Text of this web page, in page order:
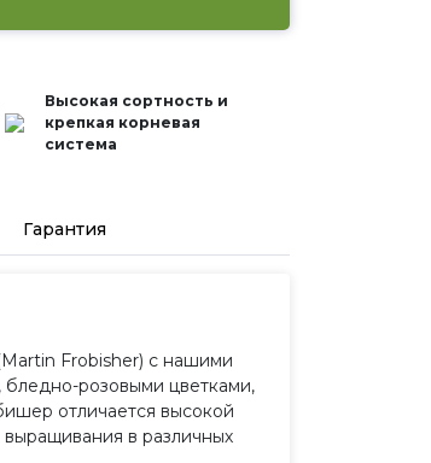
Высокая сортность и
крепкая корневая
система
Гарантия
Frobisher) с нашими
розовыми цветками,
отличается высокой
в различных